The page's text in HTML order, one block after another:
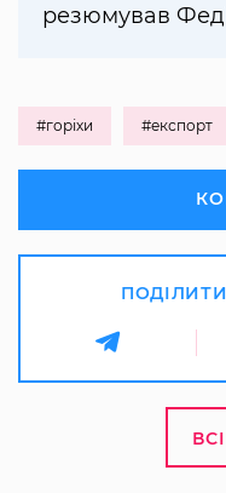
резюмував
#горіхи #експорт